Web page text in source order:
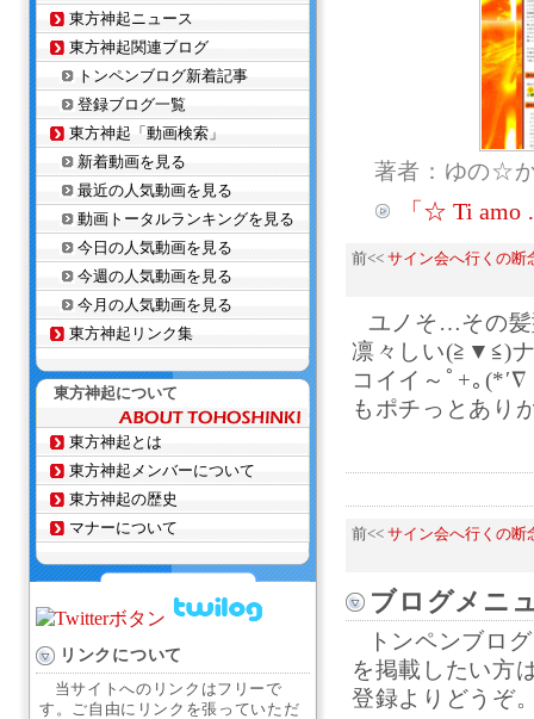
著者：ゆの☆
「☆ Ti
前<< サイン会へ行くの断
ユノそ…その
凛々しい(≧▼≦)
コイイ～ﾟ+｡
もポチっとあり
前<< サイン会へ行くの断
ブログメニ
トンペンブロ
を掲載したい方
登録よりどうぞ
東方神起ニュース
東方神起関連ブログ
トンペンブログ新着記事
登録ブログ一覧
東方神起「動画検索」
新着動画を見る
最近の人気動画を見る
動画トータルランキングを見る
今日の人気動画を見る
今週の人気動画を見る
今月の人気動画を見る
東方神起リンク集
東方神起について
東方神起とは
東方神起メンバーについて
東方神起の歴史
マナーについて
リンクについて
当サイトへのリンクはフリーで
す。ご自由にリンクを張っていただ